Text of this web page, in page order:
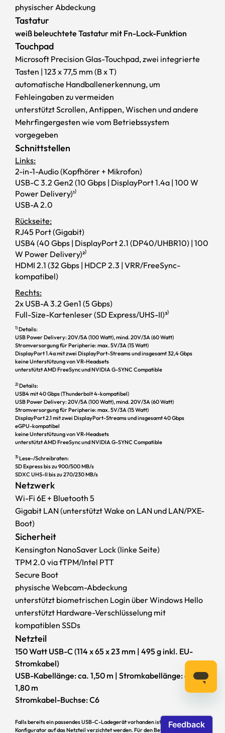
Souveränes Dual-Fan-Kühlsystem
Kraftvoll und leise
Als High-Performance-Ultrabook übernimmt das XMG
EVO 14 ein ideal auf die verbaute Hardware
zugeschnittenes Dual-Fan-Kühlsystem, wie es bei
ansonsten bei deutlich größeren Laptops üblich ist. Das
Ergebnis spricht für sich: erstklassige Anwendungs- und
Multimedialeistung bei einem gleichzeitig leisen
Betrieb. Phasenwechselnde Honeywell-PTM7958-Pads
mit exzellenten Wärmeleiteigenschaften leisten
diesbezüglich einen zusätzlichen Beitrag.
Premium-Konnektivität
Optimal für professionelle
Ansprüche
Mit dem XMG EVO 14 erhältst Du eine für Ultrabooks
Multimonitor-Setup über die leistungsstärksten
physischer Abdeckung
Tastatur
weiß beleuchtete Tastatur mit Fn-Lock-Funktion
Touchpad
Microsoft Precision Glas-Touchpad, zwei integrierte
Tasten | 123 x 77,5 mm (B x T)
automatische Handballenerkennung, um
Fehleingaben zu vermeiden
unterstützt Scrollen, Antippen, Wischen und andere
Mehrfingergesten wie vom Betriebssystem
vorgegeben
Schnittstellen
Links:
2-in-1-Audio (Kopfhörer + Mikrofon)
USB-C 3.2 Gen2 (10 Gbps | DisplayPort 1.4a | 100 W
Power Delivery)¹⁾
USB-A 2.0
Rückseite:
RJ45 Port (Gigabit)
USB4 (40 Gbps | DisplayPort 2.1 (DP40/UHBR10) | 100
W Power Delivery)²⁾
HDMI 2.1 (32 Gbps | HDCP 2.3 | VRR/FreeSync-
kompatibel)
Rechts:
2x USB-A 3.2 Gen1 (5 Gbps)
Full-Size-Kartenleser (SD Express/UHS-II)³⁾
1)Details:
USB Power Delivery: 20V/5A (100 Watt), mind. 20V/3A (60 Watt)
Stromversorgung für Peripherie: max. 5V/3A (15 Watt)
DisplayPort 1.4a mit zwei DisplayPort-Streams und insgesamt 32,4 Gbps
keine Unterstützung von VR-Headsets
unterstützt AMD FreeSync und NVIDIA G-SYNC Compatible
2)Details:
USB4 mit 40 Gbps (Thunderbolt 4-kompatibel)
USB Power Delivery: 20V/5A (100 Watt), mind. 20V/3A (60 Watt)
Stromversorgung für Peripherie: max. 5V/3A (15 Watt)
DisplayPort 2.1 mit zwei DisplayPort-Streams und insgesamt 40 Gbps
eGPU-kompatibel
keine Unterstützung von VR-Headsets
unterstützt AMD FreeSync und NVIDIA G-SYNC Compatible
3)Lese-/Schreibraten:
SD Express bis zu 900/500 MB/s
SDXC UHS-II bis zu 270/230 MB/s
Netzwerk
Wi-Fi 6E + Bluetooth 5
Gigabit LAN (unterstützt Wake on LAN und LAN/PXE-
Boot)
Sicherheit
Kensington NanoSaver Lock (linke Seite)
TPM 2.0 via fTPM/Intel PTT
Secure Boot
physische Webcam-Abdeckung
unterstützt biometrischen Login über Windows Hello
unterstützt Hardware-Verschlüsselung mit
kompatiblen SSDs
Netzteil
150 Watt USB-C (114 x 65 x 23 mm | 495 g inkl. EU-
Stromkabel)
USB-Kabellänge: ca. 1,50 m | Stromkabellänge: ca.
1,80 m
Stromkabel-Buchse: C6
Falls bereits ein passendes USB-C-Ladegerät vorhanden ist, kann im bestware-
Konfigurator auf das Netzteil verzichtet werden. Für den Betrieb des XMG EVO